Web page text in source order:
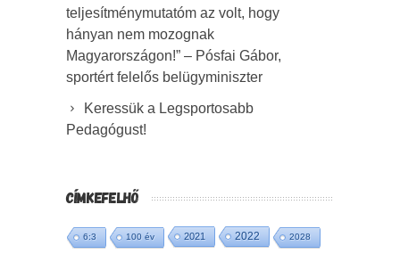
teljesítménymutatóm az volt, hogy
hányan nem mozognak
Magyarországon!” – Pósfai Gábor,
sportért felelős belügyminiszter
Keressük a Legsportosabb
Pedagógust!
CÍMKEFELHŐ
6:3 100 év 2021 2022 2028